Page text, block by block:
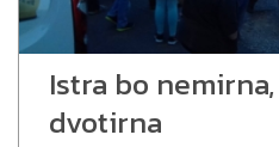
Istra bo
dvotirna